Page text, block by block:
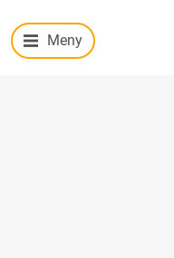
Meny